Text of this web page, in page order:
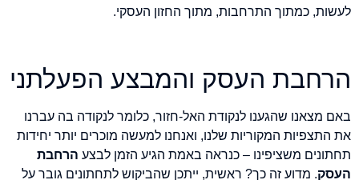
לעשות, כמתוך התרחבות, מתוך החזון העסקי.
הרחבת העסק והמבצע הפעלתני
באם מצאנו שהגענו לנקודת האל-חזור, כלומר לנקודה בה עברנו
את התצפיות המקוריות שלנו, ואנחנו למעשה מוכרים יותר יחידות
תחתונים משציפינו – כנראה באמת הגיע הזמן לבצע הרחבת
העסק. מדוע זה כך? ראשית, ייתכן שהביקוש לתחתונים גובר על